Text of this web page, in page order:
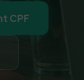
CPF